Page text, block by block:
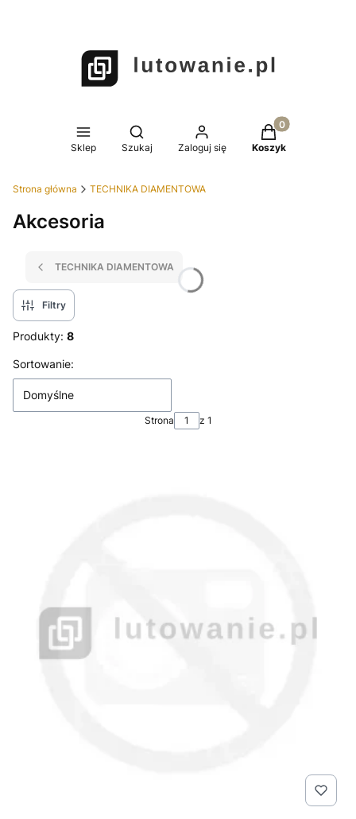
Sklep
Otwórz wyszukiwarkę
Szukaj Zaloguj się
Produkty w
Koszyk
Strona główna TECHNIKA DIAMENTOWA
Akcesoria
TECHNIKA DIAMENTOWA
Filtry
Produkty: 8
Lista produktów
Sortowanie:
Domyślne
Strona z 1